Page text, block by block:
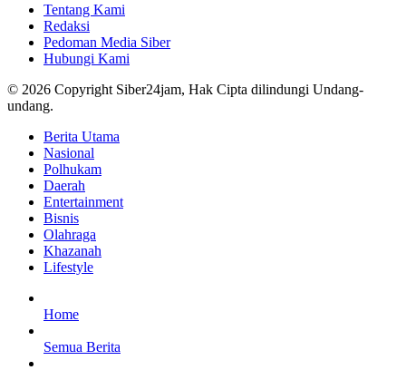
Tentang Kami
Redaksi
Pedoman Media Siber
Hubungi Kami
© 2026 Copyright Siber24jam, Hak Cipta dilindungi Undang-
undang.
Berita Utama
Nasional
Polhukam
Daerah
Entertainment
Bisnis
Olahraga
Khazanah
Lifestyle
Home
Semua Berita